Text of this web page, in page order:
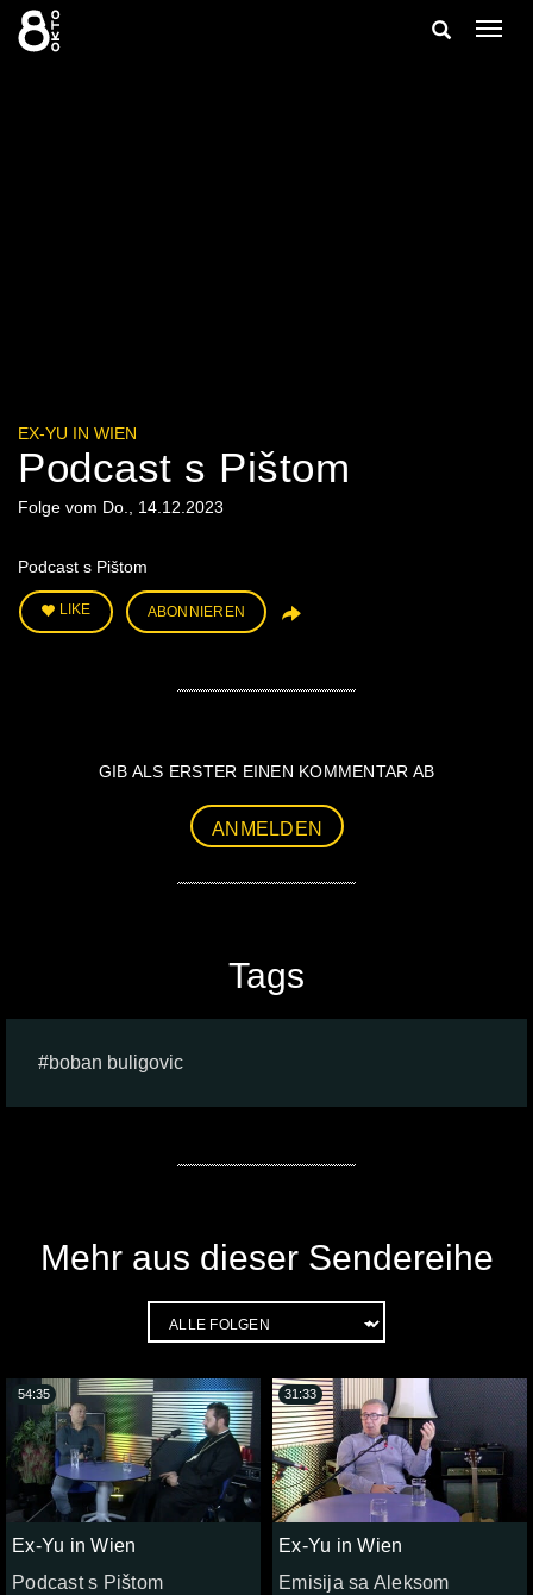
Zum
Inhalt
springen
Suche
EX-YU IN WIEN
Podcast s Pištom
Folge vom Do., 14.12.2023
Podcast s Pištom
LIKE ABONNIEREN
GIB ALS ERSTER EINEN KOMMENTAR AB
ANMELDEN
Tags
boban buligovic
Mehr aus dieser Sendereihe
Ex-Yu in Wien
Podcast s Pištom
54:35
Ex-Yu in Wien
Emisija sa Aleksom
31:33